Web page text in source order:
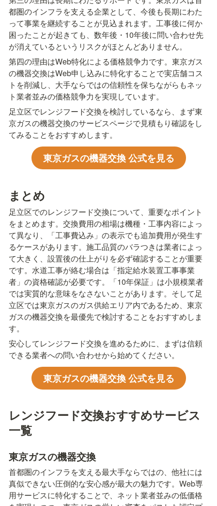
都圏のインフラを支える企業として、今後も長期にわた
って事業を継続することが見込まれます。工事後に何か
困ったことが起きても、数年後・10年後に問い合わせ先
が消えているというリスクがほとんどありません。
第四の理由はWeb特化による価格競争力です。東京ガス
の機器交換はWeb申し込みに特化することで実店舗コス
トを削減し、大手ならではの信頼性を保ちながらもネッ
ト業者並みの価格競争力を実現しています。
足立区でレンジフード交換を検討しているなら、まず東
京ガスの機器交換のサービスページで見積もり確認をし
てみることをおすすめします。
東京ガスの機器交換 公式を見る
まとめ
足立区でのレンジフード交換について、重要なポイント
をまとめます。交換費用の相場は機種・工事内容によっ
て異なり、「工事費込み」の表示でも追加費用が発生す
るケースがあります。施工品質のバラつきは業者によっ
て大きく、設置後の仕上がりを必ず確認することが重要
です。水道工事が絡む場合は「指定給水装置工事事業
者」の資格確認が必要です。「10年保証」は小規模業者
では実質的な意味をなさないことがあります。そして足
立区では東京ガスのガス供給エリア内であるため、東京
ガスの機器交換を最優先で検討することをおすすめしま
す。
安心してレンジフード交換を進めるために、まずは信頼
できる業者への問い合わせから始めてください。
東京ガスの機器交換 公式を見る
レンジフード交換おすすめサービス
一覧
東京ガスの機器交換
首都圏のインフラを支える最大手ならではの、他社には
真似できない圧倒的な安心感が最大の魅力です。Web専
用サービスに特化することで、ネット業者並みの低価格